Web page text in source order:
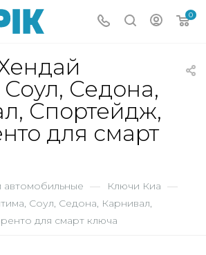
0
Седона,
Спортейдж,
для смарт
автомобильные — Ключи Киа —
Соул, Седона, Карнивал,
для смарт ключа